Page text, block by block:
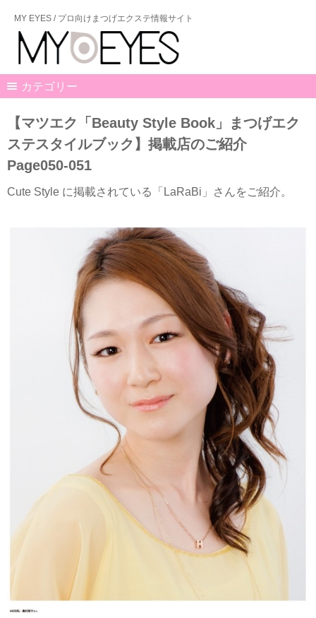
MY EYES / プロ向けまつげエクステ情報サイト
カテゴリー
【マツエク「Beauty Style Book」まつげエク
ステスタイルブック】掲載店のご紹介
Page050-051
Cute Style に掲載されている「LaRaBi」さんをご紹介。